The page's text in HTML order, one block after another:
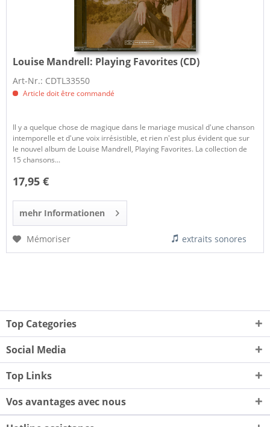
Louise Mandrell: Playing Favorites (CD)
Art-Nr.: CDTL33550
Article doit être commandé
Il y a quelque chose de magique dans le mariage musical d'une chanson
intemporelle et d'une voix irrésistible, et rien n'est plus évident que sur
le nouvel album de Louise Mandrell, Playing Favorites. La collection de
15 chansons...
17,95 €
mehr Informationen
Mémoriser extraits sonores
Top Categories
Social Media
Top Links
Vos avantages avec nous